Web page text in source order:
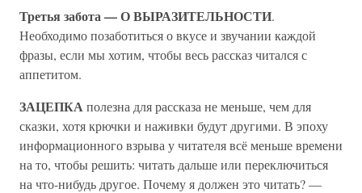
Третья забота — О ВЫРАЗИТЕЛЬНОСТИ.
Необходимо позаботиться о вкусе и звучании каждой
фразы, если мы хотим, чтобы весь рассказ читался с
аппетитом.
ЗАЦЕПКАполезна для рассказа не меньше, чем для
сказки, хотя крючки и наживки будут другими. В эпоху
информационного взрыва у читателя всё меньше времени
на то, чтобы решить: читать дальше или переключиться
на что-нибудь другое. Почему я должен это читать? —